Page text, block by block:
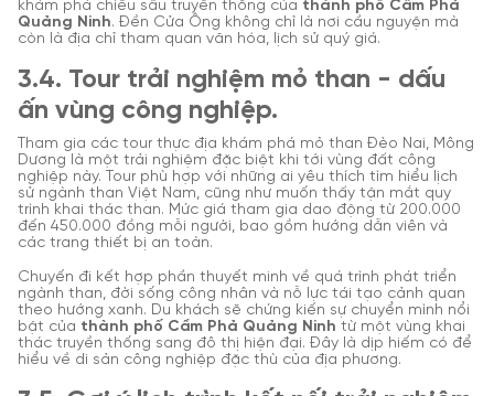
khám phá chiều sâu truyền thống của thành phố Cẩm Phả
Quảng Ninh. Đền Cửa Ông không chỉ là nơi cầu nguyện mà
còn là địa chỉ tham quan văn hóa, lịch sử quý giá.
3.4. Tour trải nghiệm mỏ than - dấu
ấn vùng công nghiệp.
Tham gia các tour thực địa khám phá mỏ than Đèo Nai, Mông
Dương là một trải nghiệm đặc biệt khi tới vùng đất công
nghiệp này. Tour phù hợp với những ai yêu thích tìm hiểu lịch
sử ngành than Việt Nam, cũng như muốn thấy tận mắt quy
trình khai thác than. Mức giá tham gia dao động từ 200.000
đến 450.000 đồng mỗi người, bao gồm hướng dẫn viên và
các trang thiết bị an toàn.
Chuyến đi kết hợp phần thuyết minh về quá trình phát triển
ngành than, đời sống công nhân và nỗ lực tái tạo cảnh quan
theo hướng xanh. Du khách sẽ chứng kiến sự chuyển mình nổi
bật của thành phố Cẩm Phả Quảng Ninh từ một vùng khai
thác truyền thống sang đô thị hiện đại. Đây là dịp hiếm có để
hiểu về di sản công nghiệp đặc thù của địa phương.